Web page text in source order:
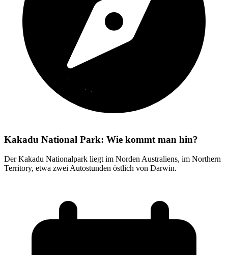
Kakadu National Park: Wie kommt man hin?
Der Kakadu Nationalpark liegt im Norden Australiens, im Northern
Territory, etwa zwei Autostunden östlich von Darwin.